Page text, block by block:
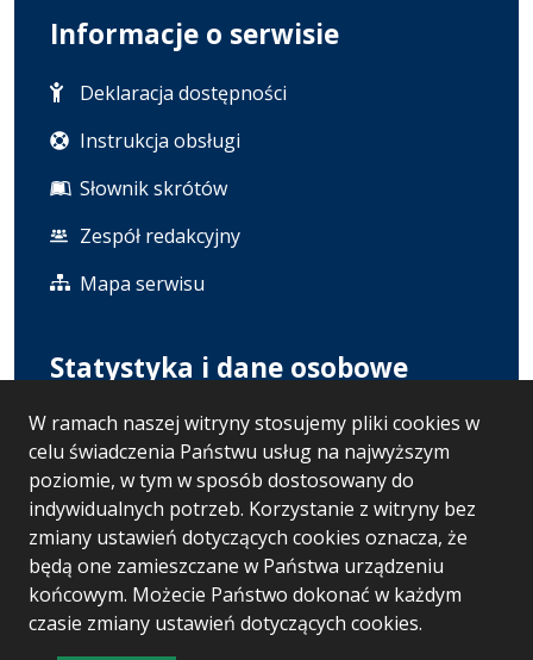
W ramach naszej witryny stosujemy pliki cookies w
celu świadczenia Państwu usług na najwyższym
poziomie, w tym w sposób dostosowany do
indywidualnych potrzeb. Korzystanie z witryny bez
zmiany ustawień dotyczących cookies oznacza, że
będą one zamieszczane w Państwa urządzeniu
końcowym. Możecie Państwo dokonać w każdym
czasie zmiany ustawień dotyczących cookies.
Informacje o serwisie
Deklaracja dostępności
Instrukcja obsługi
Słownik skrótów
Zespół redakcyjny
Mapa serwisu
Statystyka i dane osobowe
Statystyki oglądalności
Polityka prywatności
RODO
Wersja systemu: 5.7.0 [121]
Ostatnia aktualizacja BIP: 06.08.2026 13:30